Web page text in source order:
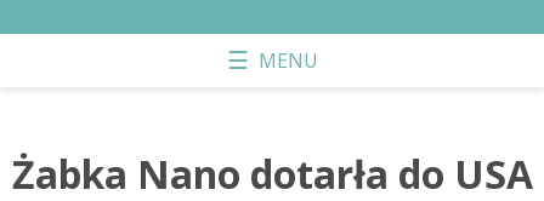
Żabka Nano dotarła do USA